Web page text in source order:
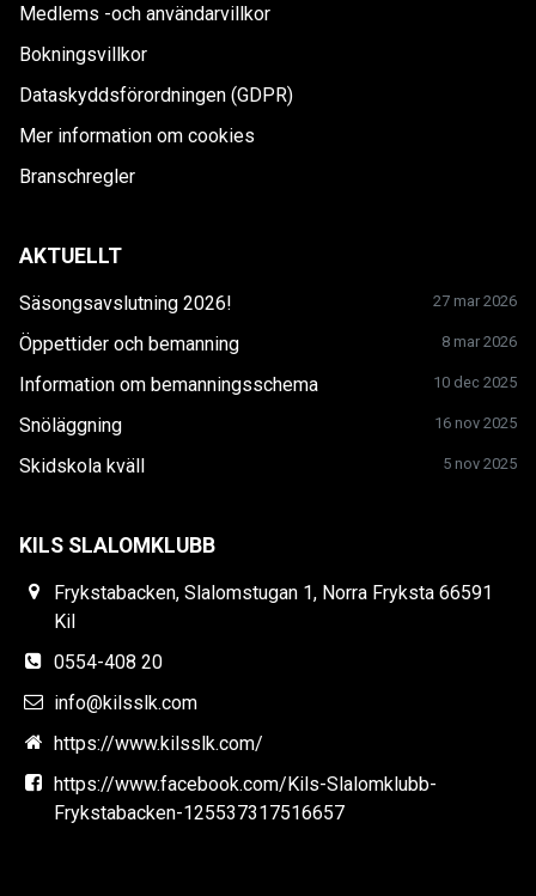
Medlems -och användarvillkor
Bokningsvillkor
Dataskyddsförordningen (GDPR)
Mer information om cookies
Branschregler
AKTUELLT
Säsongsavslutning 2026! 27 mar 2026
Öppettider och bemanning 8 mar 2026
Information om bemanningsschema 10 dec 2025
Snöläggning 16 nov 2025
Skidskola kväll 5 nov 2025
KILS SLALOMKLUBB
Frykstabacken, Slalomstugan 1, Norra Fryksta 66591
Kil
0554-408 20
info@kilsslk.com
https://www.kilsslk.com/
https://www.facebook.com/Kils-Slalomklubb-
Frykstabacken-125537317516657